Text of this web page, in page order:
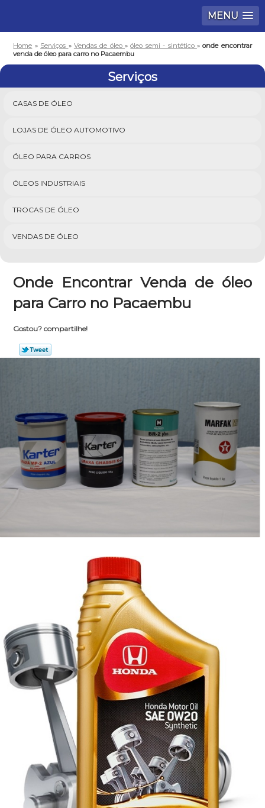
MENU
Home » Serviços » Vendas de óleo»óleo semi - sintético »onde encontrar
venda de óleo para carro no Pacaembu
Serviços
CASAS DE ÓLEO
LOJAS DE ÓLEO AUTOMOTIVO
ÓLEO PARA CARROS
ÓLEOS INDUSTRIAIS
TROCAS DE ÓLEO
VENDAS DE ÓLEO
Onde Encontrar Venda de óleo
para Carro no Pacaembu
Gostou? compartilhe!